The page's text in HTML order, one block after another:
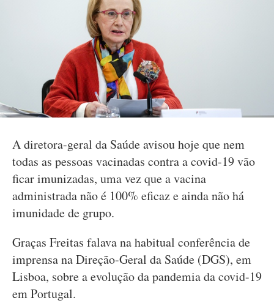
A diretora-geral da Saúde avisou hoje que nem
todas as pessoas vacinadas contra a covid-19 vão
ficar imunizadas, uma vez que a vacina
administrada não é 100% eficaz e ainda não há
imunidade de grupo.
Graças Freitas falava na habitual conferência de
imprensa na Direção-Geral da Saúde (DGS), em
Lisboa, sobre a evolução da pandemia da covid-19
em Portugal.